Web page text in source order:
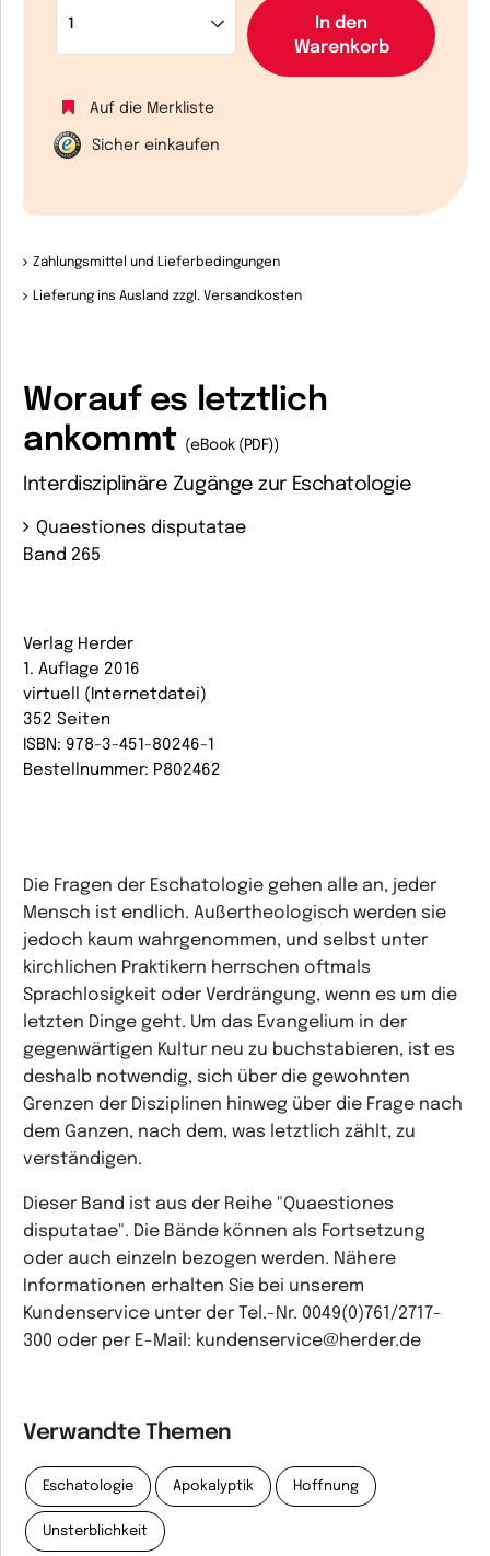
In den
Warenkorb
Auf die Merkliste
Sicher einkaufen
Zahlungsmittel und Lieferbedingungen
Lieferung ins Ausland zzgl. Versandkosten
Worauf es letztlich
ankommt
(eBook (PDF))
Interdisziplinäre Zugänge zur Eschatologie
Quaestiones disputatae
Band 265
Verlag Herder
1. Auflage 2016
virtuell (Internetdatei)
352 Seiten
ISBN: 978-3-451-80246-1
Bestellnummer: P802462
Die Fragen der Eschatologie gehen alle an, jeder
Mensch ist endlich. Außertheologisch werden sie
jedoch kaum wahrgenommen, und selbst unter
kirchlichen Praktikern herrschen oftmals
Sprachlosigkeit oder Verdrängung, wenn es um die
letzten Dinge geht. Um das Evangelium in der
gegenwärtigen Kultur neu zu buchstabieren, ist es
deshalb notwendig, sich über die gewohnten
Grenzen der Disziplinen hinweg über die Frage nach
dem Ganzen, nach dem, was letztlich zählt, zu
verständigen.
Dieser Band ist aus der Reihe "Quaestiones
disputatae". Die Bände können als Fortsetzung
oder auch einzeln bezogen werden. Nähere
Informationen erhalten Sie bei unserem
Kundenservice unter der Tel.-Nr. 0049(0)761/2717-
300 oder per E-Mail: kundenservice@herder.de
Verwandte Themen
Eschatologie Apokalyptik Hoffnung
Unsterblichkeit